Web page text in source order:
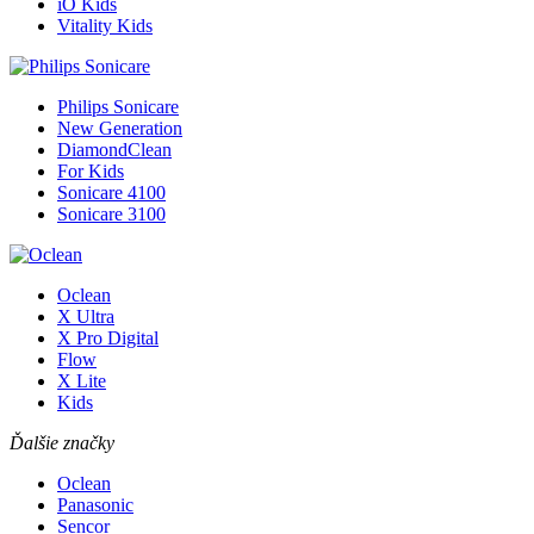
iO Kids
Vitality Kids
Philips Sonicare
New Generation
DiamondClean
For Kids
Sonicare 4100
Sonicare 3100
Oclean
X Ultra
X Pro Digital
Flow
X Lite
Kids
Ďalšie značky
Oclean
Panasonic
Sencor